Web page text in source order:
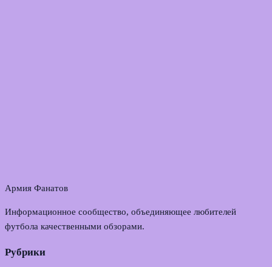
Армия Фанатов
Информационное сообщество, объединяющее любителей
футбола качественными обзорами.
Рубрики